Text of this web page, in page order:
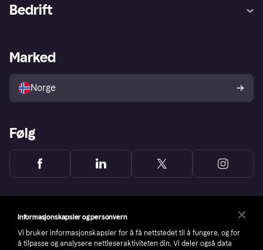
Utforsk butikker
Bedrift
Merchant portal
Marked
Norge
Følg
Informasjonskapsler og personvern
Vi bruker informasjonskapsler for å få nettstedet til å fungere, og for
å tilpasse og analysere nettleseraktiviteten din. Vi deler også data